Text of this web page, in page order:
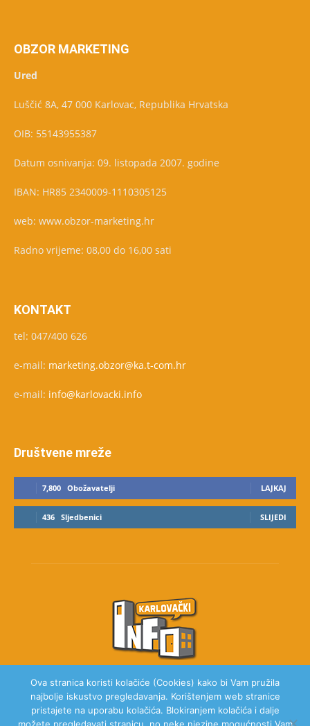
OBZOR MARKETING
Ured
Luščić 8A, 47 000 Karlovac, Republika Hrvatska
OIB: 55143955387
Datum osnivanja: 09. listopada 2007. godine
IBAN: HR85 2340009-1110305125
web: www.obzor-marketing.hr
Radno vrijeme: 08,00 do 16,00 sati
KONTAKT
tel: 047/400 626
e-mail: marketing.obzor@ka.t-com.hr
e-mail: info@karlovacki.info
Društvene mreže
7,800 Obožavatelji LAJKAJ
436 Sljedbenici SLIJEDI
O NAMA
Ova stranica koristi kolačiće (Cookies) kako bi Vam pružila
najbolje iskustvo pregledavanja. Korištenjem web stranice
pristajete na uporabu kolačića. Blokiranjem kolačića i dalje